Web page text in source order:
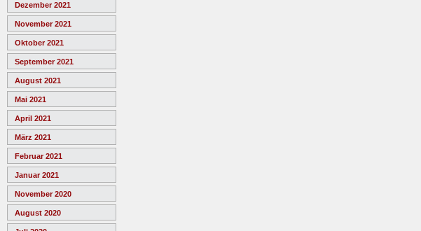
Dezember 2021
November 2021
Oktober 2021
September 2021
August 2021
Mai 2021
April 2021
März 2021
Februar 2021
Januar 2021
November 2020
August 2020